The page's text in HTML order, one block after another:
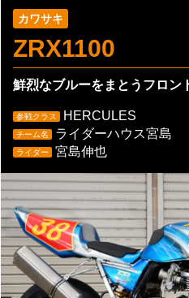
カワサキ
ZRX1100
鮮烈なブルーをまとうフロン
参戦クラス HERCULES
チーム名 ライダーハウス宮島
ライダー 宮島伸也